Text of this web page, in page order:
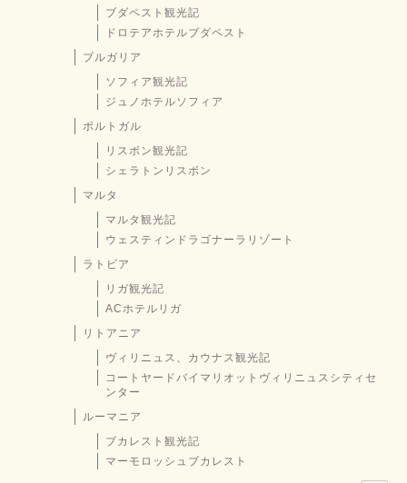
ブダペスト観光記
ドロテアホテルブダペスト
ブルガリア
ソフィア観光記
ジュノホテルソフィア
ポルトガル
リスボン観光記
シェラトンリスボン
マルタ
マルタ観光記
ウェスティンドラゴナーラリゾート
ラトビア
リガ観光記
ACホテルリガ
リトアニア
ヴィリニュス、カウナス観光記
コートヤードバイマリオットヴィリニュスシティセ
ンター
ルーマニア
ブカレスト観光記
マーモロッシュブカレスト